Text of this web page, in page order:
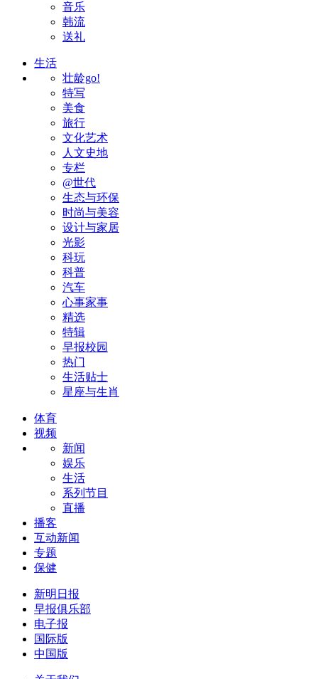
音乐
韩流
送礼
生活
壮龄go!
特写
美食
旅行
文化艺术
人文史地
专栏
@世代
生态与环保
时尚与美容
设计与家居
光影
科玩
科普
汽车
心事家事
精选
特辑
早报校园
热门
生活贴士
星座与生肖
体育
视频
新闻
娱乐
生活
系列节目
直播
播客
互动新闻
专题
保健
新明日报
早报俱乐部
电子报
国际版
中国版